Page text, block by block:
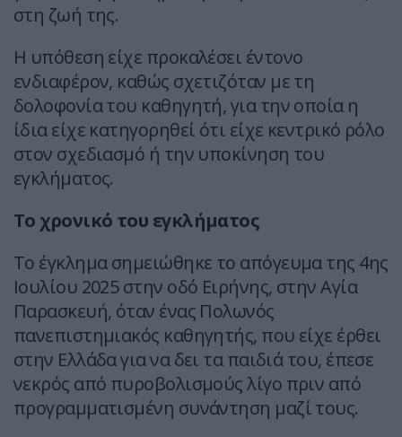
στη ζωή της.
Η υπόθεση είχε προκαλέσει έντονο
ενδιαφέρον, καθώς σχετιζόταν με τη
δολοφονία του καθηγητή, για την οποία η
ίδια είχε κατηγορηθεί ότι είχε κεντρικό ρόλο
στον σχεδιασμό ή την υποκίνηση του
εγκλήματος.
Το χρονικό του εγκλήματος
Το έγκλημα σημειώθηκε το απόγευμα της 4ης
Ιουλίου 2025 στην οδό Ειρήνης, στην Αγία
Παρασκευή, όταν ένας Πολωνός
πανεπιστημιακός καθηγητής, που είχε έρθει
στην Ελλάδα για να δει τα παιδιά του, έπεσε
νεκρός από πυροβολισμούς λίγο πριν από
προγραμματισμένη συνάντηση μαζί τους.